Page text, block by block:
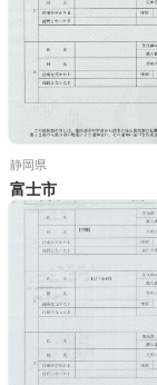
静岡県
富士市